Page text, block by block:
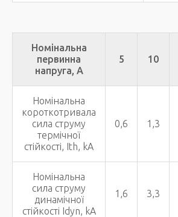
Номінальна
первинна
напруга, А
5 10
Номінальна
короткотривала
сила струму
термічної
стійкості, Ith, kA
0,6 1,3
Номінальна
сила струму
динамічної
стійкості Idyn, kA
1,6 3,3